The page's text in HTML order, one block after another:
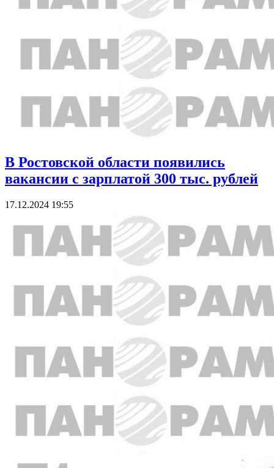
В Ростовской области появились
вакансии с зарплатой 300 тыс. рублей
17.12.2024 19:55